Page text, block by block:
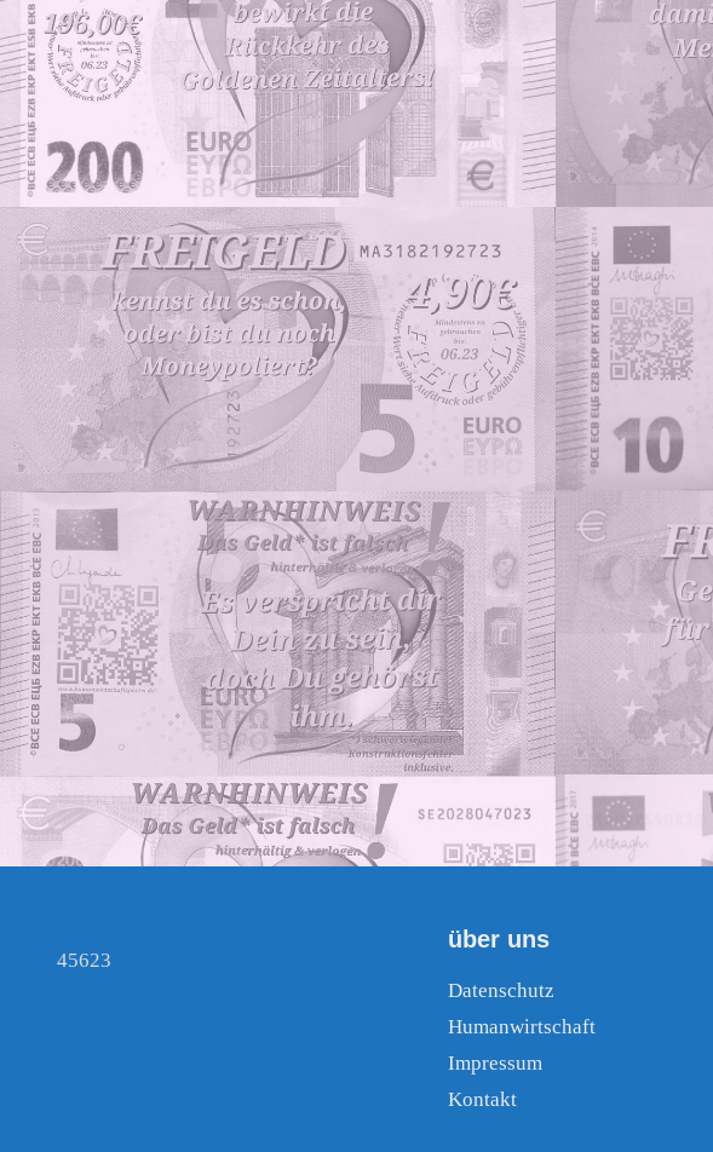
45623
über uns
Datenschutz
Humanwirtschaft
Impressum
Kontakt